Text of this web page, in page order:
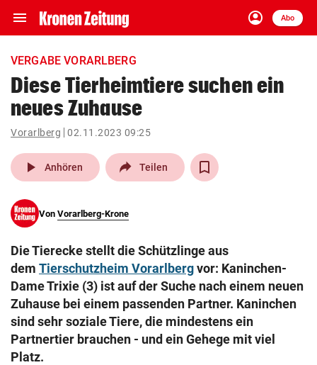
menu Navigation
ein-/ausklappen
account_circle
Anmelden
Abo
close Schließen
account_circle Anmelden
pin_drop
Wien arrow_right
search
eingeben
© Krone Multimedia GmbH & Co KG 2026
Muthgasse 2, 1190 Wien
VERGABE VORARLBERG
Diese Tierheimtiere suchen ein
neues Zuhause
Vorarlberg 02.11.2023 09:25
play_arrow Anhören Teilen
Von Vorarlberg-Krone
Die Tierecke stellt die Schützlinge aus
dem Tierschutzheim Vorarlbergvor: Kaninchen-
Dame Trixie (3) ist auf der Suche nach einem neuen
Zuhause bei einem passenden Partner. Kaninchen
sind sehr soziale Tiere, die mindestens ein
Partnertier brauchen - und ein Gehege mit viel
Platz.